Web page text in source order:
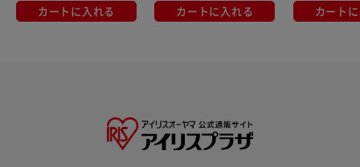
カートに入れる カートに入れる カート